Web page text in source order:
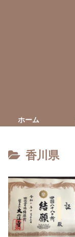
ホーム
香川県